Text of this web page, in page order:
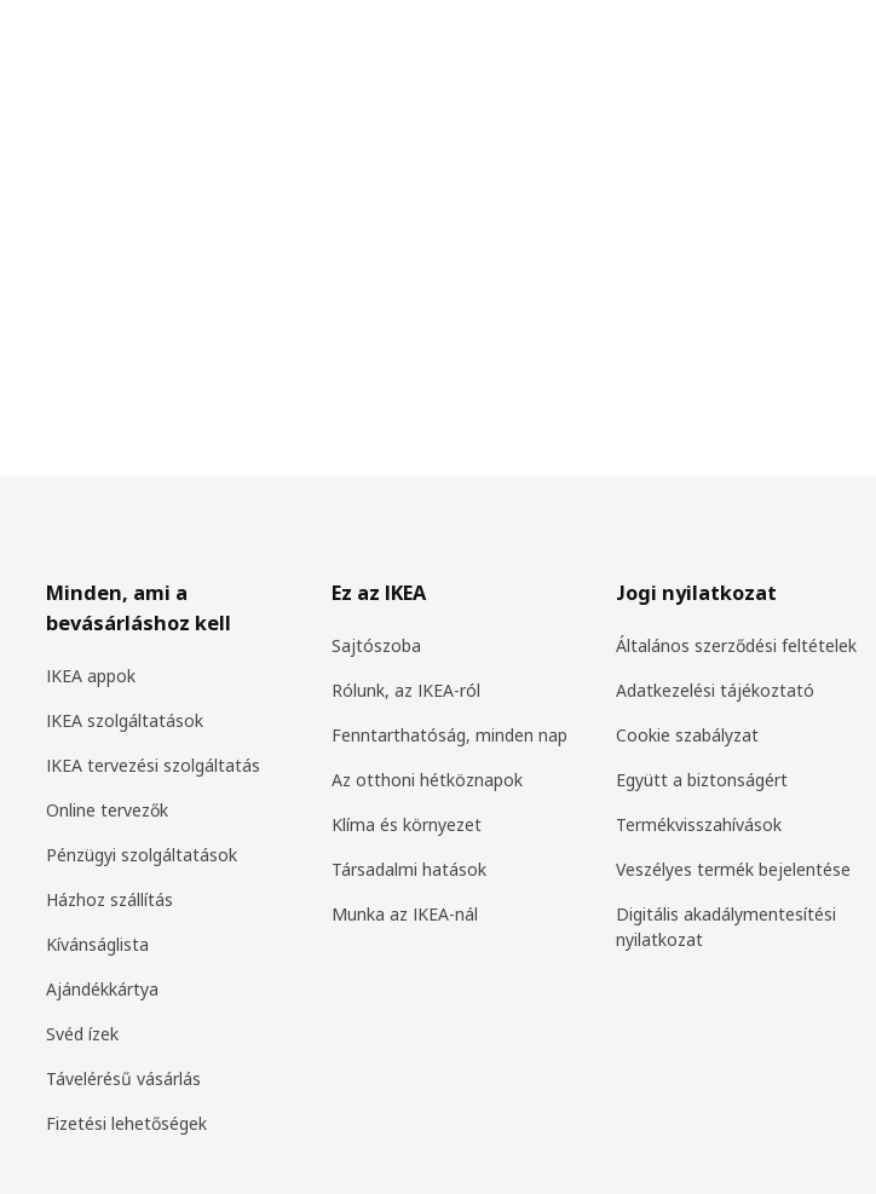
Minden, ami a
bevásárláshoz kell
IKEA appok
IKEA szolgáltatások
IKEA tervezési szolgáltatás
Online tervezők
Pénzügyi szolgáltatások
Házhoz szállítás
Kívánságlista
Ajándékkártya
Svéd ízek
Távelérésű vásárlás
Fizetési lehetőségek
Ez az IKEA
Sajtószoba
Rólunk, az IKEA-ról
Fenntarthatóság, minden nap
Az otthoni hétköznapok
Klíma és környezet
Társadalmi hatások
Munka az IKEA-nál
Jogi nyilatkozat
Általános szerződési feltételek
Adatkezelési tájékoztató
Cookie szabályzat
Együtt a biztonságért
Termékvisszahívások
Veszélyes termék bejelentése
Digitális akadálymentesítési
nyilatkozat